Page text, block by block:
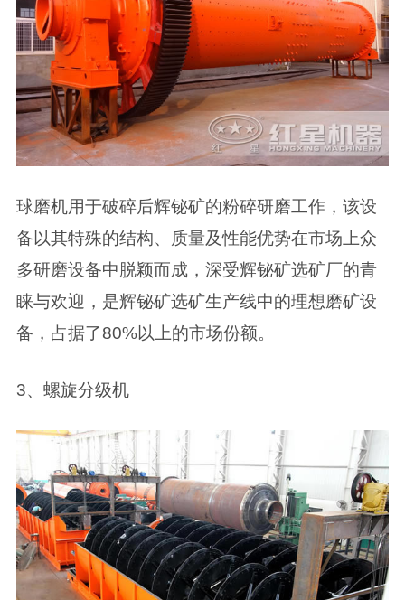
球磨机用于破碎后辉铋矿的粉碎研磨工作，该设
备以其特殊的结构、质量及性能优势在市场上众
多研磨设备中脱颖而成，深受辉铋矿选矿厂的青
睐与欢迎，是辉铋矿选矿生产线中的理想磨矿设
备，占据了80%以上的市场份额。
3、螺旋分级机